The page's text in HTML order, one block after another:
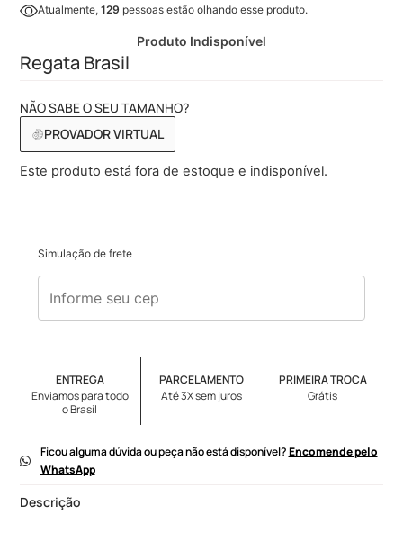
Atualmente, 129 pessoas estão olhando esse produto.
Produto Indisponível
Regata Brasil
NÃO SABE O SEU TAMANHO?
PROVADOR VIRTUAL
Este produto está fora de estoque e indisponível.
Simulação de frete
ENTREGA
Enviamos para todo
o Brasil
PARCELAMENTO
Até 3X sem juros
PRIMEIRA TROCA
Grátis
Ficou alguma dúvida ou peça não está disponível?Encomende pelo
WhatsApp
Descrição